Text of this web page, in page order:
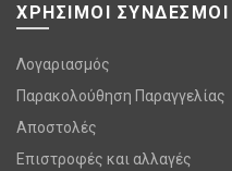
ΧΡΗΣΙΜΟΙ ΣΥΝΔΕΣΜΟΙ
Λογαριασμός
Παρακολούθηση Παραγγελίας
Αποστολές
Επιστροφές και αλλαγές